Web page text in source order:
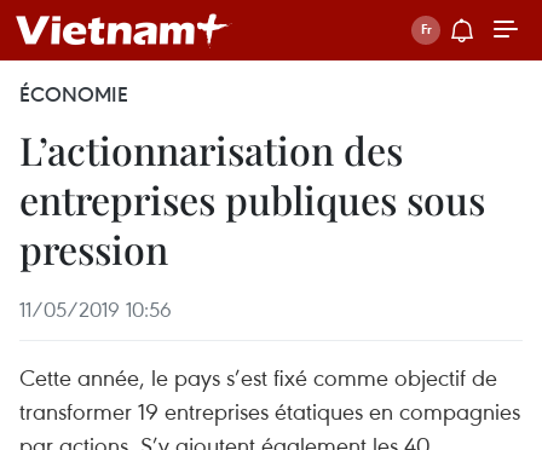
ÉCONOMIE
L’actionnarisation des
entreprises publiques sous
pression
11/05/2019 10:56
Cette année, le pays s’est fixé comme objectif de
transformer 19 entreprises étatiques en compagnies